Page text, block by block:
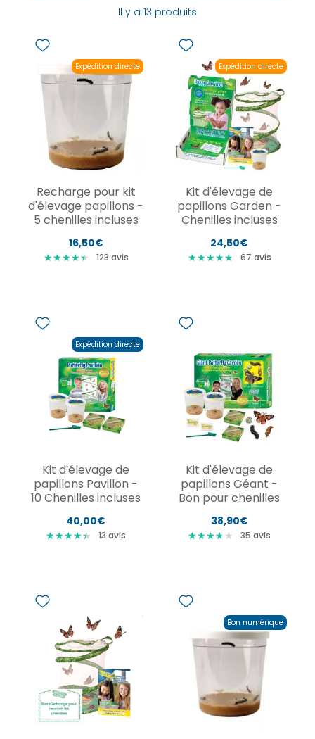
Il y a 13 produits
Expédition directe
Recharge pour kit
d'élevage papillons -
5 chenilles incluses
16,50€
★★★★★
★★★★★ 123 avis
Expédition directe
Kit d'élevage de
papillons Garden -
Chenilles incluses
24,50€
★★★★★
★★★★★ 67 avis
Expédition directe
Kit d'élevage de
papillons Pavillon -
10 Chenilles incluses
40,00€
★★★★★
★★★★★ 13 avis
Kit d'élevage de
papillons Géant -
Bon pour chenilles
38,90€
★★★★
★★★★ ★ 35 avis
Bon numérique